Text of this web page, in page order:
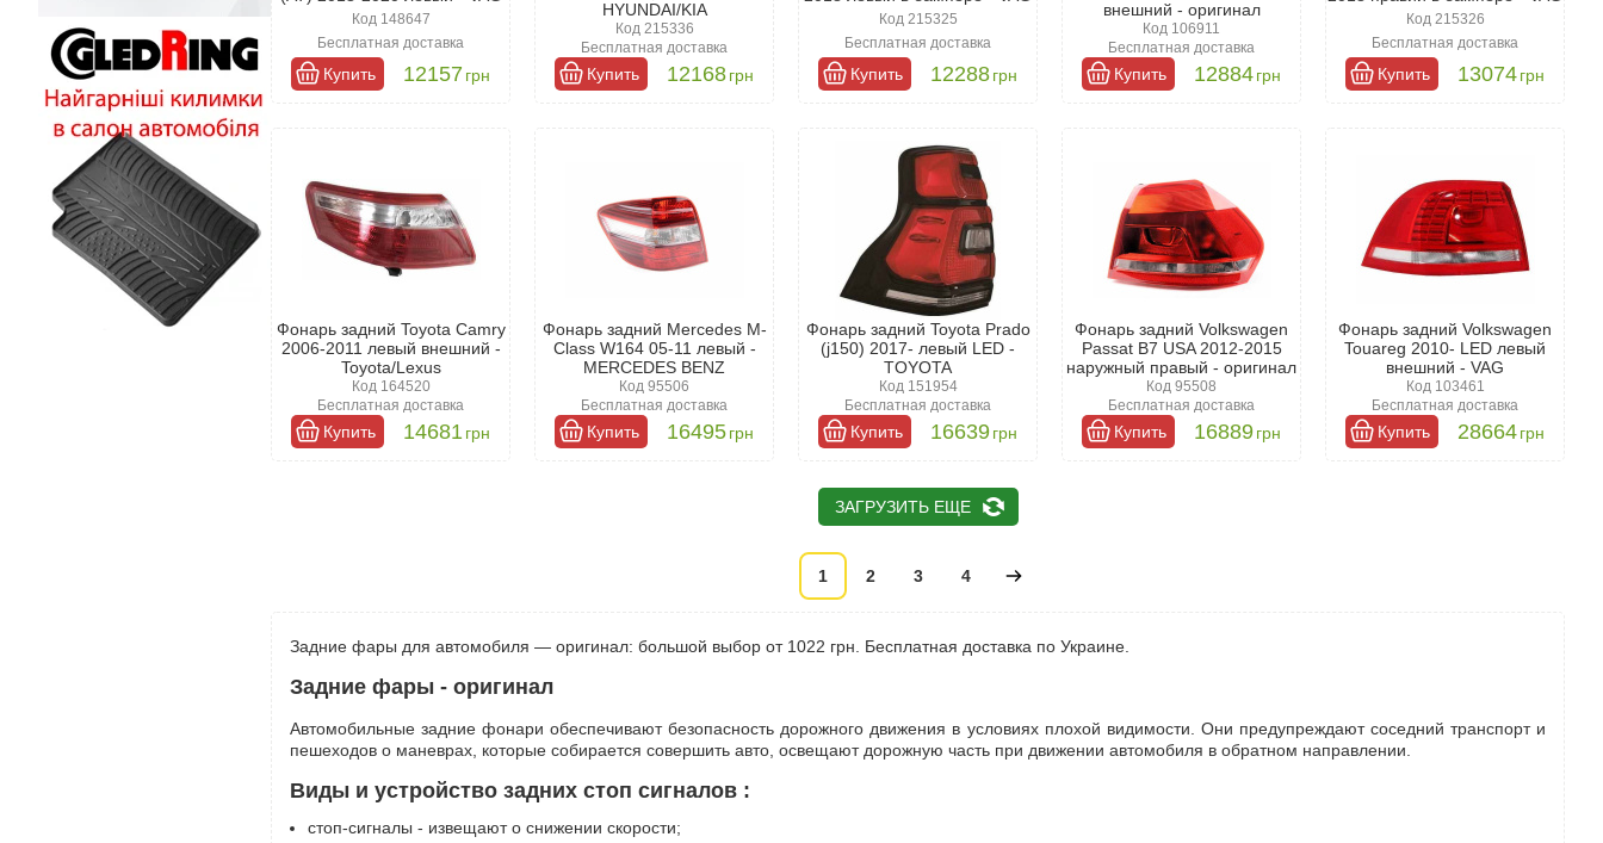
Код 148647
Бесплатная доставка
Купить 12157грн
HYUNDAI/KIA
Код 215336
Бесплатная доставка
Купить 12168грн
Код 215325
Бесплатная доставка
Купить 12288грн
внешний - оригинал
Код 106911
Бесплатная доставка
Купить 12884грн
Код 215326
Бесплатная доставка
Купить 13074грн
Фонарь задний Toyota Camry
2006-2011 левый внешний -
Toyota/Lexus
Код 164520
Бесплатная доставка
Купить 14681 грн
Фонарь задний Mercedes M-
Class W164 05-11 левый -
MERCEDES BENZ
Код 95506
Бесплатная доставка
Купить 16495грн
Фонарь задний Toyota Prado
(j150) 2017- левый LED -
TOYOTA
Код 151954
Бесплатная доставка
Купить 16639грн
Фонарь задний Volkswagen
Passat B7 USA 2012-2015
наружный правый - оригинал
Код 95508
Бесплатная доставка
Купить 16889грн
Фонарь задний Volkswagen
Touareg 2010- LED левый
внешний - VAG
Код 103461
Бесплатная доставка
Купить 28664грн
ЗАГРУЗИТЬ ЕЩЕ
1 2 3 4
Задние фары для автомобиля — оригинал: большой выбор от 1022 грн. Бесплатная доставка по Украине.
Задние фары - оригинал
Автомобильные задние фонари обеспечивают безопасность дорожного движения в условиях плохой видимости. Они предупреждают соседний транспорт и
пешеходов о маневрах, которые собирается совершить авто, освещают дорожную часть при движении автомобиля в обратном направлении.
Виды и устройство задних стоп сигналов :
стоп-сигналы - извещают о снижении скорости;